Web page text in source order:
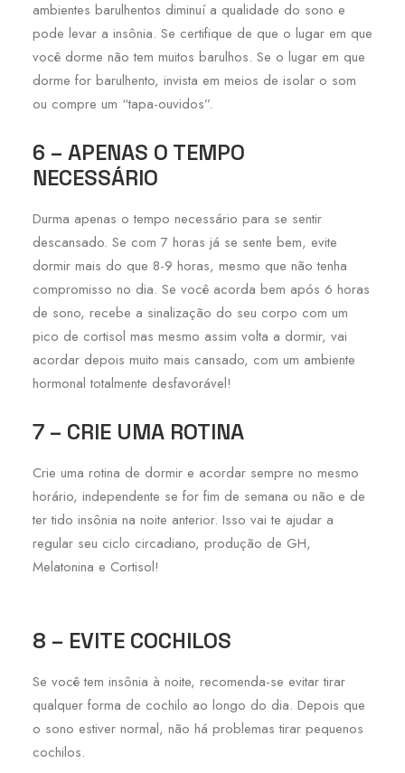
ambientes barulhentos diminuí a qualidade do sono e
pode levar a insônia. Se certifique de que o lugar em que
você dorme não tem muitos barulhos. Se o lugar em que
dorme for barulhento, invista em meios de isolar o som
ou compre um “tapa-ouvidos”.
6 – APENAS O TEMPO
NECESSÁRIO
Durma apenas o tempo necessário para se sentir
descansado. Se com 7 horas já se sente bem, evite
dormir mais do que 8-9 horas, mesmo que não tenha
compromisso no dia. Se você acorda bem após 6 horas
de sono, recebe a sinalização do seu corpo com um
pico de cortisol mas mesmo assim volta a dormir, vai
acordar depois muito mais cansado, com um ambiente
hormonal totalmente desfavorável!
7 – CRIE UMA ROTINA
Crie uma rotina de dormir e acordar sempre no mesmo
horário, independente se for fim de semana ou não e de
ter tido insônia na noite anterior. Isso vai te ajudar a
regular seu ciclo circadiano, produção de GH,
Melatonina e Cortisol!
8 – EVITE COCHILOS
Se você tem insônia à noite, recomenda-se evitar tirar
qualquer forma de cochilo ao longo do dia. Depois que
o sono estiver normal, não há problemas tirar pequenos
cochilos.